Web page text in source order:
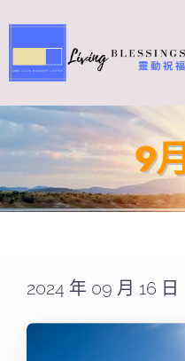
to
content
關於我們
奉獻支持
Search
9
2024 年 09 月 16 日